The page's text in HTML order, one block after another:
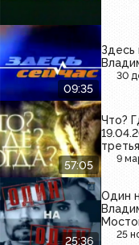
09:35
Здесь
30
57:05
Что?
третья
9
25:36
Один
25